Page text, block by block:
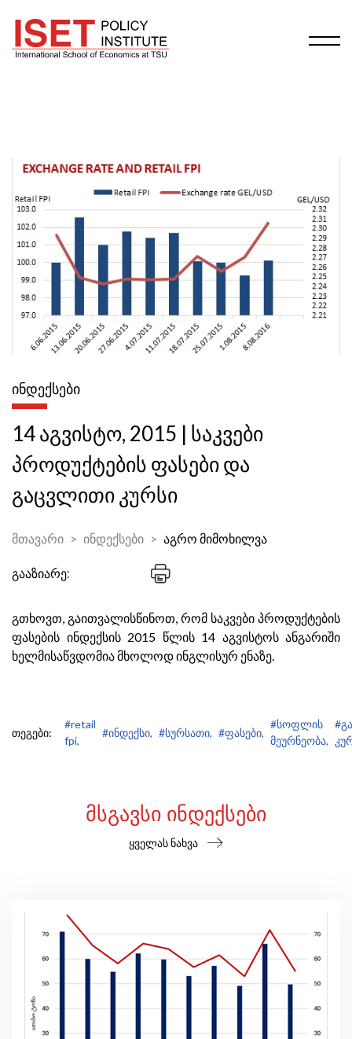
ᲘᲜᲓᲔᲥᲡᲔᲑᲘ
14 აგვისტო, 2015 | საკვები
პროდუქტების ფასები და
გაცვლითი კურსი
მთავარი ინდექსები აგრო მიმოხილვა
გააზიარე:
გთხოვთ, გაითვალისწინოთ, რომ საკვები პროდუქტების
ფასების ინდექსის 2015 წლის 14 აგვისტოს ანგარიში
ხელმისაწვდომია მხოლოდ ინგლისურ ენაზე.
თეგები:
#retail
fpi,
#ინდექსი, #სურსათი, #ფასები,
#სოფლის
მეურნეობა,
ᲛᲡᲒᲐᲕᲡᲘ ᲘᲜᲓᲔᲥᲡᲔᲑᲘ
ყველას ნახვა